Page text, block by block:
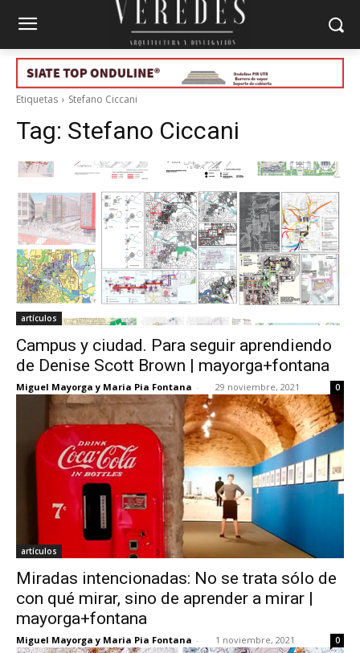
Etiquetas Stefano Ciccani
Tag: Stefano Ciccani
artículos
Campus y ciudad. Para seguir aprendiendo
de Denise Scott Brown | mayorga+fontana
Miguel Mayorga y Maria Pia Fontana - 29 noviembre, 2021 0
artículos
Miradas intencionadas: No se trata sólo de
con qué mirar, sino de aprender a mirar |
mayorga+fontana
Miguel Mayorga y Maria Pia Fontana - 1 noviembre, 2021 0